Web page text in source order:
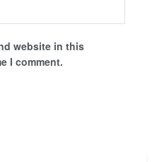
website in this
I comment.